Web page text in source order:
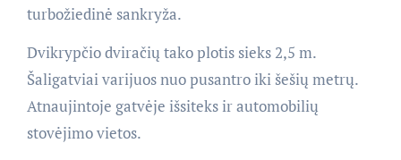
turbožiedinė sankryža.
Dvikrypčio dviračių tako plotis sieks 2,5 m.
Šaligatviai varijuos nuo pusantro iki šešių metrų.
Atnaujintoje gatvėje išsiteks ir automobilių
stovėjimo vietos.